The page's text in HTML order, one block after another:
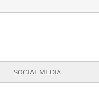
SOCIAL MEDIA